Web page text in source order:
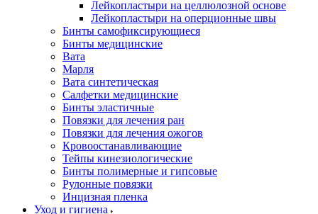
Лейкопластыри на целлюлозной основе
Лейкопластыри на оперционные швы
Бинты самофиксирующиеся
Бинты медицинские
Вата
Марля
Вата синтетическая
Салфетки медицинские
Бинты эластичные
Повязки для лечения ран
Повязки для лечения ожогов
Кровоостанавливающие
Тейпы кинезиологические
Бинты полимерные и гипсовые
Рулонные повязки
Инцизная пленка
Уход и гигиена